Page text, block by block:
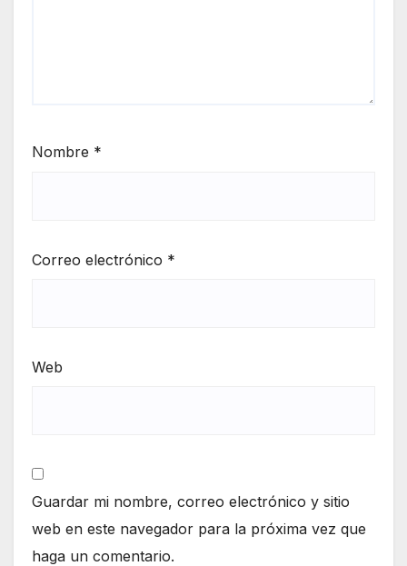
Nombre *
Correo electrónico *
Web
Guardar mi nombre, correo electrónico y sitio
web en este navegador para la próxima vez que
haga un comentario.